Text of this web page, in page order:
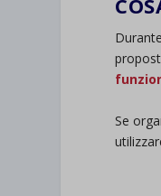
Se